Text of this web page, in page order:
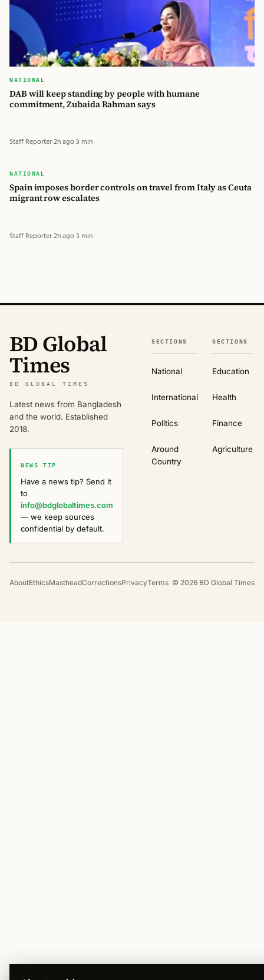
NATIONAL
DAB will keep standing by people with humane
commitment, Zubaida Rahman says
Staff Reporter·2h ago·3 min
বিডি
বিডি গ্লোবাল টাইমস
NATIONAL
Spain imposes border controls on travel from Italy as Ceuta
migrant row escalates
Staff Reporter·2h ago·3 min
BD Global
Times
BD GLOBAL TIMES
Latest news from Bangladesh
and the world. Established
2018.
NEWS TIP
Have a news tip? Send it
to
info@bdglobaltimes.com
— we keep sources
confidential by default.
SECTIONS
National
International
Politics
Around
Country
SECTIONS
Education
Health
Finance
Agriculture
AboutEthicsMastheadCorrectionsPrivacyTerms © 2026 BD Global Times